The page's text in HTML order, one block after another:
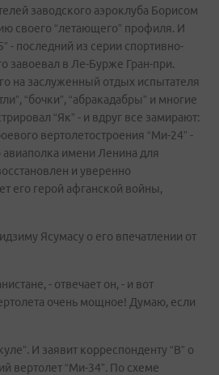
заводского аэроклуба Борисом
своего “летающего” профиля. И
- последний из серии спортивно-
завоевал в Ле-Бурже Гран-при.
на заслуженный отдых испытателя
“бочки”, “абракадабры” и многие
“Як” - и вдруг все замирают:
вертолетостроения “Ми-24” -
авиаполка имени Ленина для
и уверенно
его герой афганской войны,
Ясумасу о его впечатлении от
- отвечает он, - и вот
очень мощное! Думаю, если
И заявит корреспонденту “В” о
вертолет “Ми-34”. По схеме